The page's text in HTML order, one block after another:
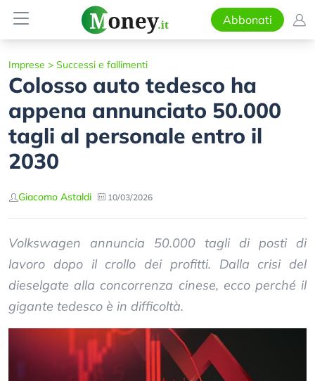
Abbonati
Imprese > Successi e fallimenti
Colosso auto tedesco ha
appena annunciato 50.000
tagli al personale entro il
2030
Giacomo Astaldi 10/03/2026
Volkswagen annuncia 50.000 tagli di posti di
lavoro dopo il crollo dei profitti. Dalla crisi del
dieselgate alla concorrenza cinese, ecco perché il
gigante tedesco è in difficoltà.